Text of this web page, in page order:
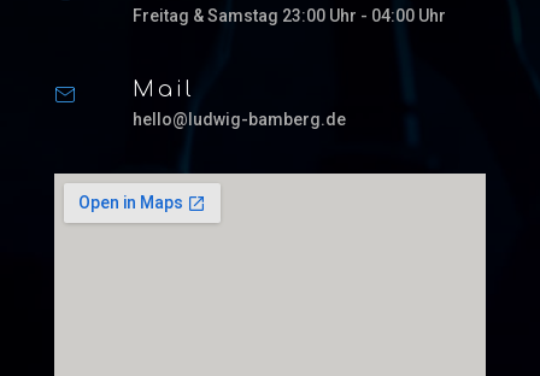
Freitag & Samstag 23:00 Uhr - 04:00 Uhr
Mail
hello@ludwig-bamberg.de